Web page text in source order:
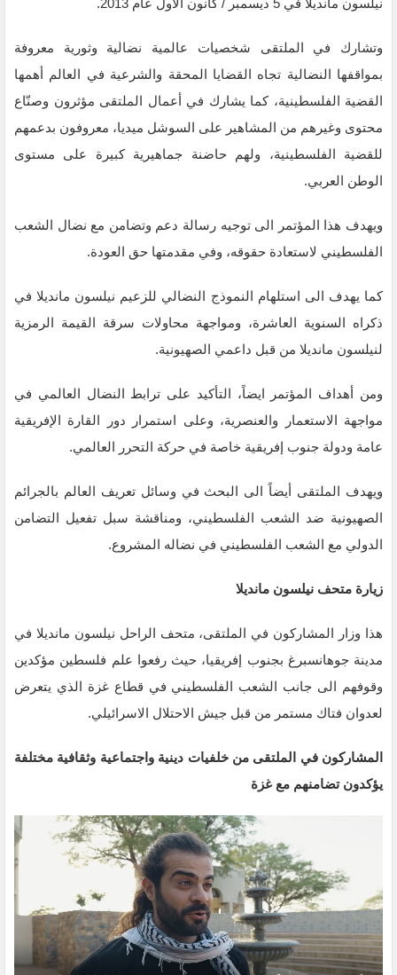
نيلسون مانديلا في 5 ديسمبر / كانون الأول عام 2013.
وتشارك في الملتقى شخصيات عالمية نضالية وثورية معروفة
بمواقفها النضالية تجاه القضايا المحقة والشرعية في العالم أهمها
القضية الفلسطينية، كما يشارك في أعمال الملتقى مؤثرون وصنّاع
محتوى وغيرهم من المشاهير على السوشل ميديا، معروفون بدعمهم
للقضية الفلسطينية، ولهم حاضنة جماهيرية كبيرة على مستوى
الوطن العربي.
ويهدف هذا المؤتمر الى توجيه رسالة دعم وتضامن مع نضال الشعب
الفلسطيني لاستعادة حقوقه، وفي مقدمتها حق العودة.
كما يهدف الى استلهام النموذج النضالي للزعيم نيلسون مانديلا في
ذكراه السنوية العاشرة، ومواجهة محاولات سرقة القيمة الرمزية
لنيلسون مانديلا من قبل داعمي الصهيونية.
ومن أهداف المؤتمر ايضاً، التأكيد على ترابط النضال العالمي في
مواجهة الاستعمار والعنصرية، وعلى استمرار دور القارة الإفريقية
عامة ودولة جنوب إفريقية خاصة في حركة التحرر العالمي.
ويهدف الملتقى أيضاً الى البحث في وسائل تعريف العالم بالجرائم
الصهيونية ضد الشعب الفلسطيني، ومناقشة سبل تفعيل التضامن
الدولي مع الشعب الفلسطيني في نضاله المشروع.
زيارة متحف نيلسون مانديلا
هذا وزار المشاركون في الملتقى، متحف الراحل نيلسون مانديلا في
مدينة جوهانسبرغ بجنوب إفريقيا، حيث رفعوا علم فلسطين مؤكدين
وقوفهم الى جانب الشعب الفلسطيني في قطاع غزة الذي يتعرض
لعدوان فتاك مستمر من قبل جيش الاحتلال الاسرائيلي.
المشاركون في الملتقى من خلفيات دينية واجتماعية وثقافية مختلفة
يؤكدون تضامنهم مع غزة